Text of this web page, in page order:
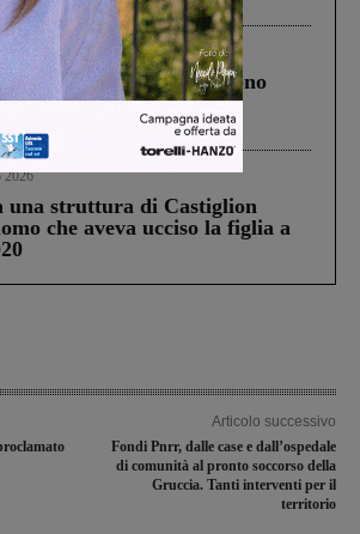
2026
strage in A1 in cui morirono
e Franco. Lo schianto, il
ai sorpassi fra tir....
2026
una struttura di Castiglion
che aveva ucciso la figlia a
Articolo successivo
Fondi Pnrr, dalle case e dall’ospedale
di comunità al pronto soccorso della
Gruccia. Tanti interventi per il
territorio